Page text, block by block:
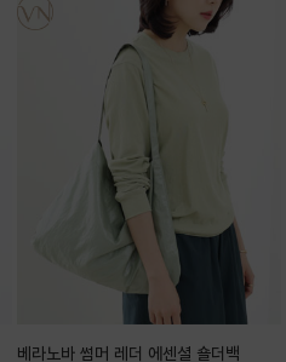
베라노바 썸머 레더 에센셜 숄더백